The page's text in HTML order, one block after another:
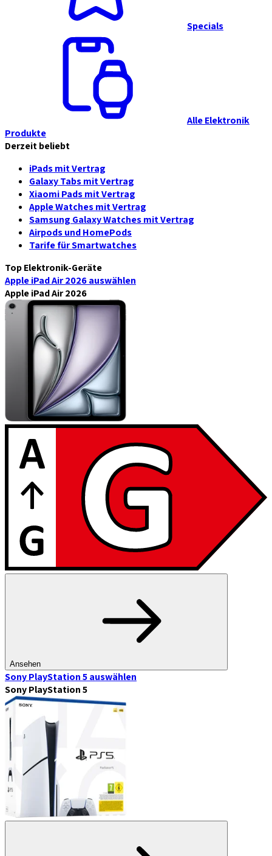
Specials
Alle Elektronik
Produkte
Derzeit beliebt
iPads mit Vertrag
Galaxy Tabs mit Vertrag
Xiaomi Pads mit Vertrag
Apple Watches mit Vertrag
Samsung Galaxy Watches mit Vertrag
Airpods und HomePods
Tarife für Smartwatches
Top Elektronik-Geräte
Apple iPad Air 2026auswählen
Apple iPad Air 2026
Ansehen
Sony PlayStation 5auswählen
Sony PlayStation 5